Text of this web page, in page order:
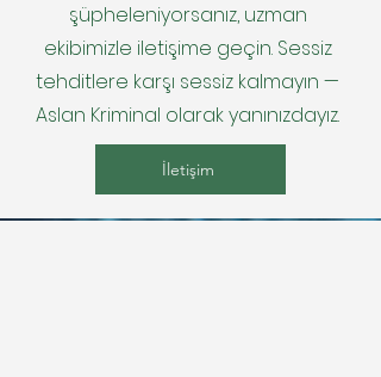
şüpheleniyorsanız, uzman
ekibimizle iletişime geçin. Sessiz
tehditlere karşı sessiz kalmayın —
Aslan Kriminal olarak yanınızdayız.
İletişim